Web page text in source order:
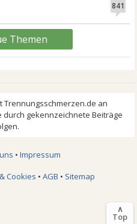
841
Themen
• Impressum
Cookies • AGB • Sitemap
∧
Top